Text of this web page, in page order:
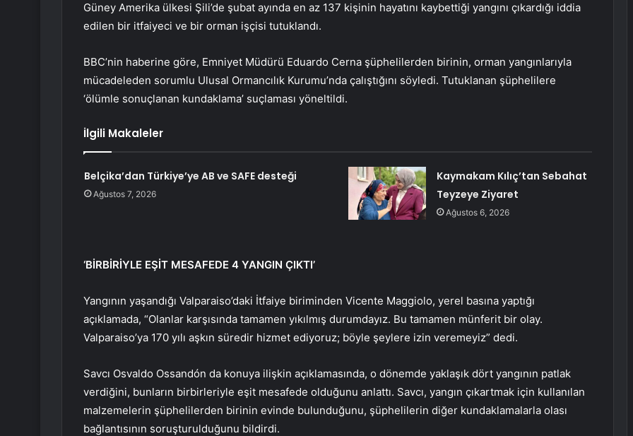
Güney Amerika ülkesi Şili’de şubat ayında en az 137 kişinin hayatını kaybettiği yangını çıkardığı iddia
edilen bir itfaiyeci ve bir orman işçisi tutuklandı.
BBC’nin haberine göre, Emniyet Müdürü Eduardo Cerna şüphelilerden birinin, orman yangınlarıyla
mücadeleden sorumlu Ulusal Ormancılık Kurumu’nda çalıştığını söyledi. Tutuklanan şüphelilere
‘ölümle sonuçlanan kundaklama’ suçlaması yöneltildi.
İlgili Makaleler
Belçika’dan Türkiye’ye AB ve SAFE desteği
Ağustos 7, 2026
Kaymakam Kılıç’tan Sebahat
Teyzeye Ziyaret
Ağustos 6, 2026
‘BİRBİRİYLE EŞİT MESAFEDE 4 YANGIN ÇIKTI’
Yangının yaşandığı Valparaiso’daki İtfaiye biriminden Vicente Maggiolo, yerel basına yaptığı
açıklamada, “Olanlar karşısında tamamen yıkılmış durumdayız. Bu tamamen münferit bir olay.
Valparaiso’ya 170 yılı aşkın süredir hizmet ediyoruz; böyle şeylere izin veremeyiz” dedi.
Savcı Osvaldo Ossandón da konuya ilişkin açıklamasında, o dönemde yaklaşık dört yangının patlak
verdiğini, bunların birbirleriyle eşit mesafede olduğunu anlattı. Savcı, yangın çıkartmak için kullanılan
malzemelerin şüphelilerden birinin evinde bulunduğunu, şüphelilerin diğer kundaklamalarla olası
bağlantısının soruşturulduğunu bildirdi.